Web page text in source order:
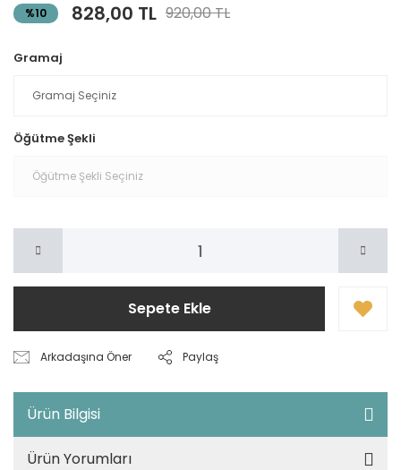
%10 828,00 TL 920,00 TL
Gramaj
Öğütme Şekli
Sepete Ekle
Arkadaşına Öner Paylaş
Ürün Bilgisi
Ürün Yorumları